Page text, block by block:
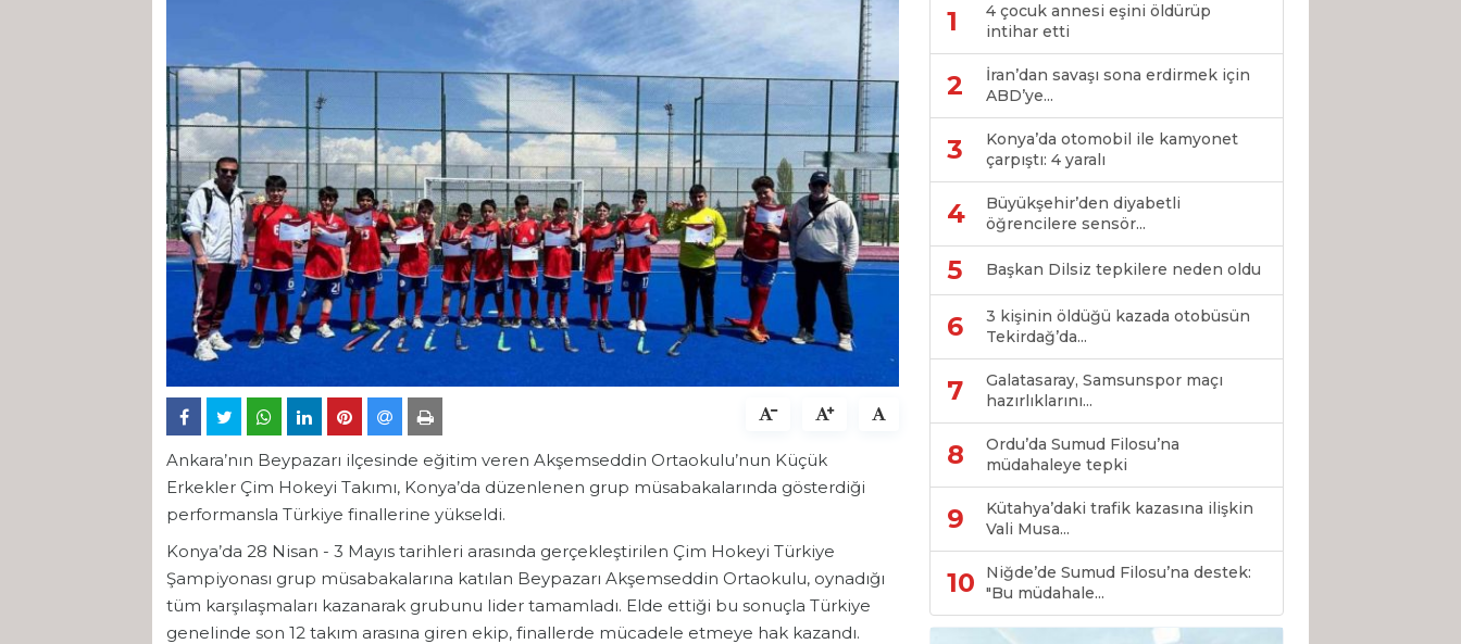
Ankara’nın Beypazarı ilçesinde eğitim veren Akşemseddin Ortaokulu’nun Küçük
Erkekler Çim Hokeyi Takımı, Konya’da düzenlenen grup müsabakalarında gösterdiği
performansla Türkiye finallerine yükseldi.
Konya’da 28 Nisan - 3 Mayıs tarihleri arasında gerçekleştirilen Çim Hokeyi Türkiye
Şampiyonası grup müsabakalarına katılan Beypazarı Akşemseddin Ortaokulu, oynadığı
tüm karşılaşmaları kazanarak grubunu lider tamamladı. Elde ettiği bu sonuçla Türkiye
genelinde son 12 takım arasına giren ekip, finallerde mücadele etmeye hak kazandı.
1
4 çocuk annesi eşini öldürüp
intihar etti
2
İran’dan savaşı sona erdirmek için
ABD’ye...
3
Konya’da otomobil ile kamyonet
çarpıştı: 4 yaralı
4
Büyükşehir’den diyabetli
öğrencilere sensör...
5 Başkan Dilsiz tepkilere neden oldu
6
3 kişinin öldüğü kazada otobüsün
Tekirdağ’da...
7
Galatasaray, Samsunspor maçı
hazırlıklarını...
8
Ordu’da Sumud Filosu’na
müdahaleye tepki
9
Kütahya’daki trafik kazasına ilişkin
Vali Musa...
10
Niğde’de Sumud Filosu’na destek:
"Bu müdahale...